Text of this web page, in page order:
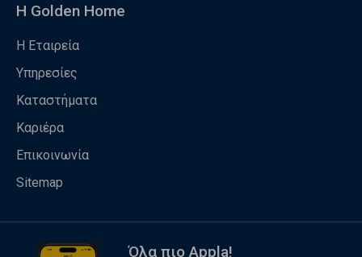
Η Golden Home
Η Εταιρεία
Υπηρεσίες
Καταστήματα
Καριέρα
Επικοινωνία
Sitemap
Όλα πιο Appla!